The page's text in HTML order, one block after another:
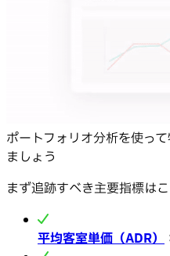
ポートフォリオ分析を使っ
ましょう
まず追跡すべき主要指標は
平均客室単価（ADR）